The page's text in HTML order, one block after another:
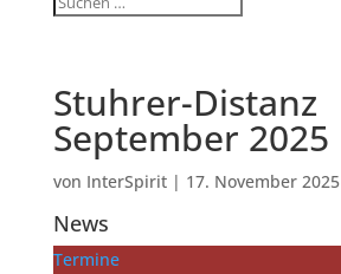
Stuhrer-Distanz
September 2025
von InterSpirit| 17. November 2025
News
Termine